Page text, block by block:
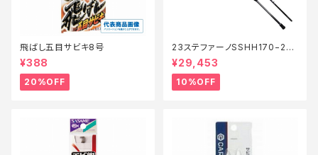
飛ばし五目サビキ8号
¥388
20%OFF
23ステファーノSSHH170−2
【継続セール_ロッド】【10】
¥29,453
10%OFF